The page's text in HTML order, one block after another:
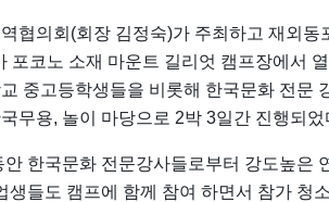
협의회(회장 김정숙)가 주최하고 재외
포코노 소재 마운트 길리엇 캠프장에서
중고등학생들을 비롯해 한국문화 전문
무용, 놀이 마당으로 2박 3일간 진행되었
한국문화 전문강사들로부터 강도높은
생들도 캠프에 함께 참여 하면서 참가 청